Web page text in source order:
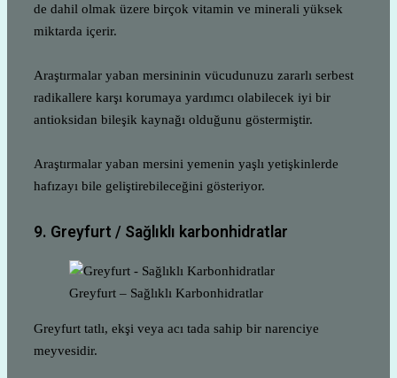
de dahil olmak üzere birçok vitamin ve minerali yüksek
miktarda içerir.
Araştırmalar yaban mersininin vücudunuzu zararlı serbest
radikallere karşı korumaya yardımcı olabilecek iyi bir
antioksidan bileşik kaynağı olduğunu göstermiştir.
Araştırmalar yaban mersini yemenin yaşlı yetişkinlerde
hafızayı bile geliştirebileceğini gösteriyor.
9. Greyfurt / Sağlıklı karbonhidratlar
Greyfurt – Sağlıklı Karbonhidratlar
Greyfurt tatlı, ekşi veya acı tada sahip bir narenciye
meyvesidir.